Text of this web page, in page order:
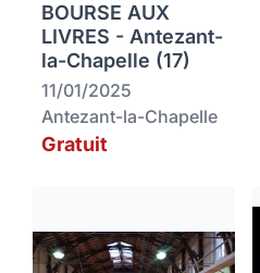
BOURSE AUX
LIVRES - Antezant-
la-Chapelle (17)
11/01/2025
Antezant-la-Chapelle
Gratuit